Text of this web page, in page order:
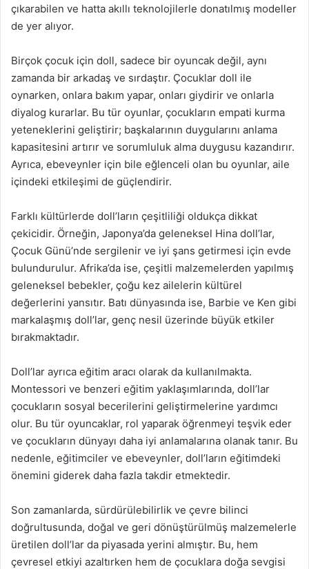
çıkarabilen ve hatta akıllı teknolojilerle donatılmış modeller
de yer alıyor.
Birçok çocuk için doll, sadece bir oyuncak değil, aynı
zamanda bir arkadaş ve sırdaştır. Çocuklar doll ile
oynarken, onlara bakım yapar, onları giydirir ve onlarla
diyalog kurarlar. Bu tür oyunlar, çocukların empati kurma
yeteneklerini geliştirir; başkalarının duygularını anlama
kapasitesini artırır ve sorumluluk alma duygusu kazandırır.
Ayrıca, ebeveynler için bile eğlenceli olan bu oyunlar, aile
içindeki etkileşimi de güçlendirir.
Farklı kültürlerde doll’ların çeşitliliği oldukça dikkat
çekicidir. Örneğin, Japonya’da geleneksel Hina doll’lar,
Çocuk Günü’nde sergilenir ve iyi şans getirmesi için evde
bulundurulur. Afrika’da ise, çeşitli malzemelerden yapılmış
geleneksel bebekler, çoğu kez ailelerin kültürel
değerlerini yansıtır. Batı dünyasında ise, Barbie ve Ken gibi
markalaşmış doll’lar, genç nesil üzerinde büyük etkiler
bırakmaktadır.
Doll’lar ayrıca eğitim aracı olarak da kullanılmakta.
Montessori ve benzeri eğitim yaklaşımlarında, doll’lar
çocukların sosyal becerilerini geliştirmelerine yardımcı
olur. Bu tür oyuncaklar, rol yaparak öğrenmeyi teşvik eder
ve çocukların dünyayı daha iyi anlamalarına olanak tanır. Bu
nedenle, eğitimciler ve ebeveynler, doll’ların eğitimdeki
önemini giderek daha fazla takdir etmektedir.
Son zamanlarda, sürdürülebilirlik ve çevre bilinci
doğrultusunda, doğal ve geri dönüştürülmüş malzemelerle
üretilen doll’lar da piyasada yerini almıştır. Bu, hem
çevresel etkiyi azaltırken hem de çocuklara doğa sevgisi